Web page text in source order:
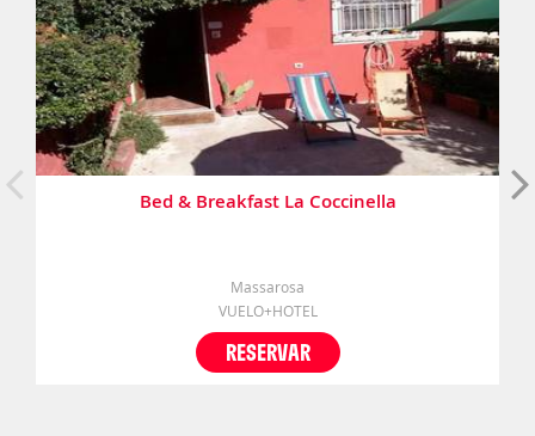
Bed & Breakfast La Coccinella
Massarosa
VUELO+HOTEL
RESERVAR